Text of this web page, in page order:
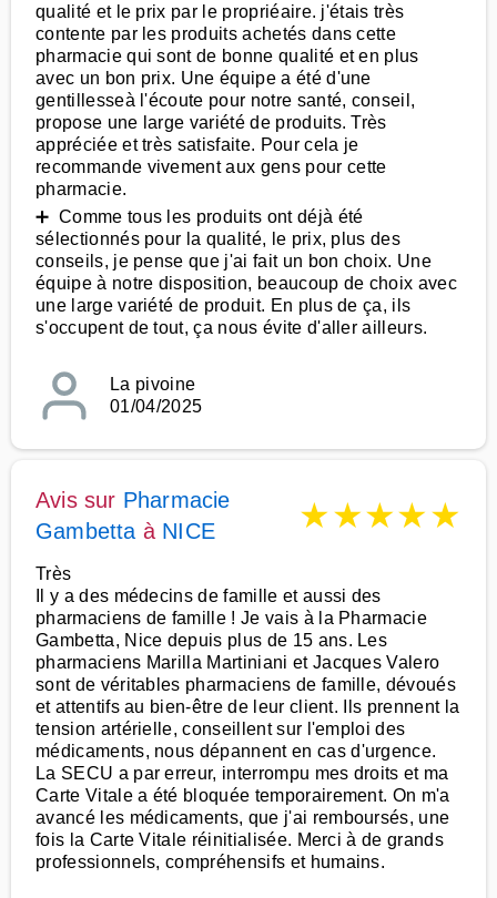
qualité et le prix par le propriéaire. j'étais très
contente par les produits achetés dans cette
pharmacie qui sont de bonne qualité et en plus
avec un bon prix. Une équipe a été d'une
gentillesseà l'écoute pour notre santé, conseil,
propose une large variété de produits. Très
appréciée et très satisfaite. Pour cela je
recommande vivement aux gens pour cette
pharmacie.
➕ Comme tous les produits ont déjà été
sélectionnés pour la qualité, le prix, plus des
conseils, je pense que j'ai fait un bon choix. Une
équipe à notre disposition, beaucoup de choix avec
une large variété de produit. En plus de ça, ils
s'occupent de tout, ça nous évite d'aller ailleurs.
La pivoine
01/04/2025
Avis sur Pharmacie
Gambetta à NICE ★★★★★
Très
Il y a des médecins de famille et aussi des
pharmaciens de famille ! Je vais à la Pharmacie
Gambetta, Nice depuis plus de 15 ans. Les
pharmaciens Marilla Martiniani et Jacques Valero
sont de véritables pharmaciens de famille, dévoués
et attentifs au bien-être de leur client. Ils prennent la
tension artérielle, conseillent sur l'emploi des
médicaments, nous dépannent en cas d'urgence.
La SECU a par erreur, interrompu mes droits et ma
Carte Vitale a été bloquée temporairement. On m'a
avancé les médicaments, que j'ai remboursés, une
fois la Carte Vitale réinitialisée. Merci à de grands
professionnels, compréhensifs et humains.